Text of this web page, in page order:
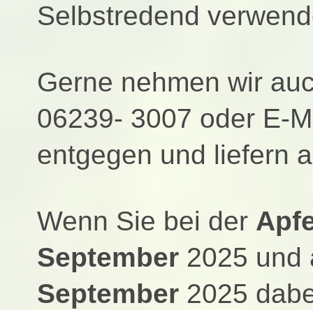
Selbstredend
Gerne nehmen wir
06239- 3007 oder E-
entgegen und liefern
Wenn Sie bei der
September2025 und
September2025